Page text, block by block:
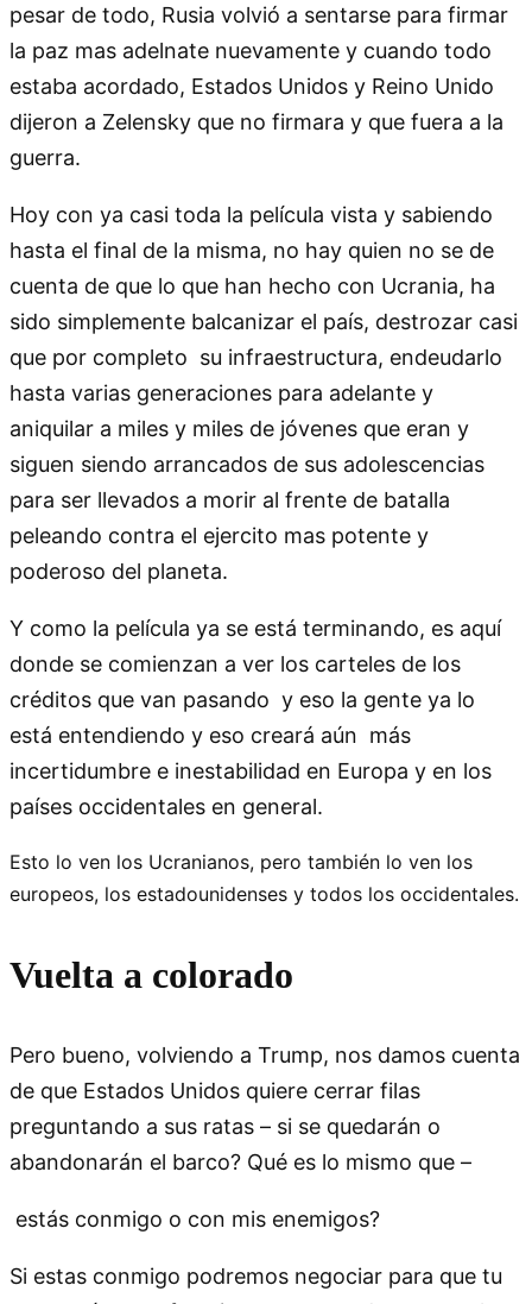
pesar de todo, Rusia volvió a sentarse para firmar
la paz mas adelnate nuevamente y cuando todo
estaba acordado, Estados Unidos y Reino Unido
dijeron a Zelensky que no firmara y que fuera a la
guerra.
Hoy con ya casi toda la película vista y sabiendo
hasta el final de la misma, no hay quien no se de
cuenta de que lo que han hecho con Ucrania, ha
sido simplemente balcanizar el país, destrozar casi
que por completo su infraestructura, endeudarlo
hasta varias generaciones para adelante y
aniquilar a miles y miles de jóvenes que eran y
siguen siendo arrancados de sus adolescencias
para ser llevados a morir al frente de batalla
peleando contra el ejercito mas potente y
poderoso del planeta.
Y como la película ya se está terminando, es aquí
donde se comienzan a ver los carteles de los
créditos que van pasando y eso la gente ya lo
está entendiendo y eso creará aún más
incertidumbre e inestabilidad en Europa y en los
países occidentales en general.
Esto lo ven los Ucranianos, pero también lo ven los
europeos, los estadounidenses y todos los occidentales.
Vuelta a colorado
Pero bueno, volviendo a Trump, nos damos cuenta
de que Estados Unidos quiere cerrar filas
preguntando a sus ratas – si se quedarán o
abandonarán el barco? Qué es lo mismo que –
estás conmigo o con mis enemigos?
Si estas conmigo podremos negociar para que tu